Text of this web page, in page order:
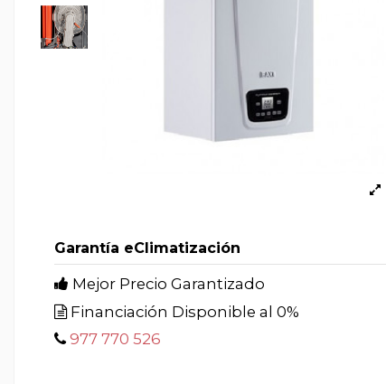
Garantía eClimatización
Mejor Precio Garantizado
Financiación Disponible al 0%
977 770 526